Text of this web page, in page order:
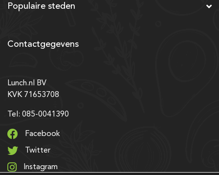
Populaire steden
Contactgegevens
Lunch.nl BV
KVK 71653708
Tel: 085-0041390
Facebook
Twitter
Instagram